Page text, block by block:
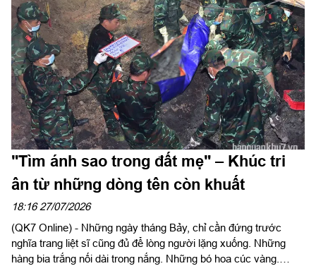
"Tìm ánh sao trong đất mẹ" – Khúc tri
ân từ những dòng tên còn khuất
18:16 27/07/2026
(QK7 Online) - Những ngày tháng Bảy, chỉ cần đứng trước
nghĩa trang liệt sĩ cũng đủ để lòng người lặng xuống. Những
hàng bia trắng nối dài trong nắng. Những bó hoa cúc vàng.